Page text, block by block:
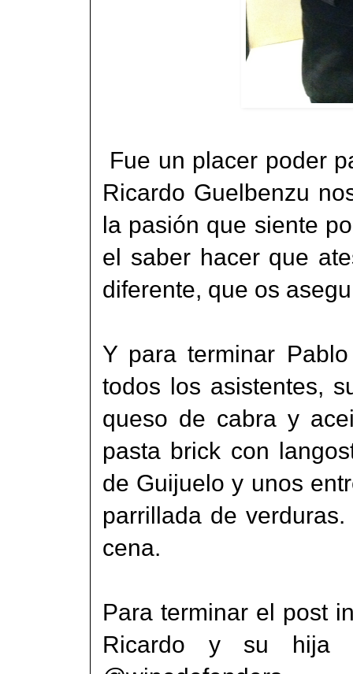
Fue un placer poder
Ricardo Guelbenzu
la pasión que siente
el saber hacer que
diferente, que os
Y para terminar
todos los asistentes,
queso de cabra y
pasta brick con
de Guijuelo y unos
parrillada de
cena.
Para terminar el post
Ricardo y su hija